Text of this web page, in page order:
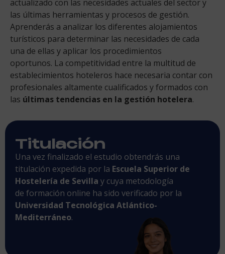
actualizado con las necesidades actuales del sector y
las últimas herramientas y procesos de gestión.
Aprenderás a analizar los diferentes alojamientos
turísticos para determinar las necesidades de cada
una de ellas y aplicar los procedimientos
oportunos. La competitividad entre la multitud de
establecimientos hoteleros hace necesaria contar con
profesionales altamente cualificados y formados con
las últimas tendencias en la gestión hotelera.
Titulación
Una vez finalizado el estudio obtendrás una
titulación expedida por la Escuela Superior de
Hostelería de Sevilla y cuya metodología
de formación online ha sido verificado por la
Universidad Tecnológica Atlántico-
Mediterráneo.